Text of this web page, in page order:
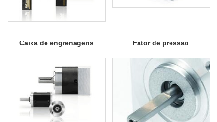
Caixa de engrenagens Fator de pressão